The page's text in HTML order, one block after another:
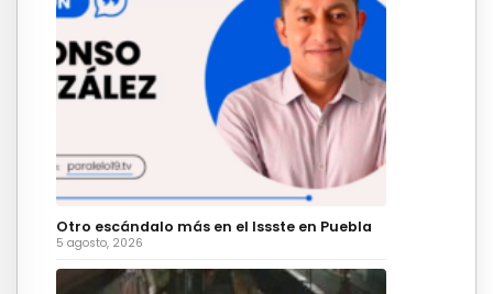
Otro escándalo más en el Issste en Puebla
5 agosto, 2026